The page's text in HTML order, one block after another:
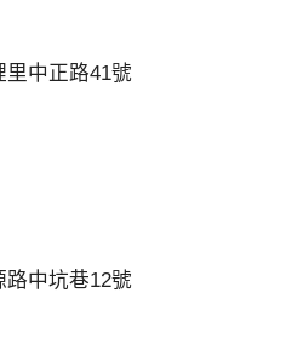
中正路41號
中坑巷12號